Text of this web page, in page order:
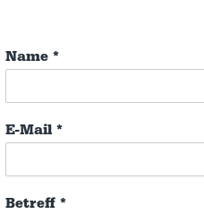
Name *
E-Mail *
Betreff *